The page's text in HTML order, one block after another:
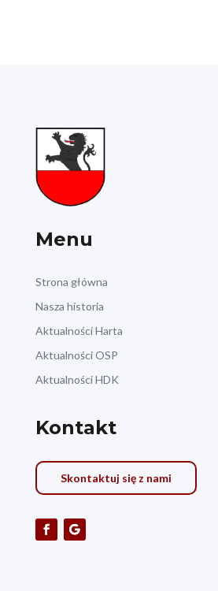
Menu
Strona główna
Nasza historia
Aktualności Harta
Aktualności OSP
Aktualności HDK
Kontakt
Skontaktuj się z nami